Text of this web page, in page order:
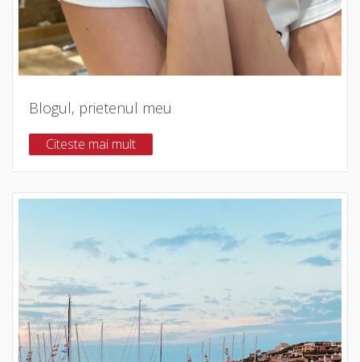
Blogul, prietenul meu
Citeste mai mult